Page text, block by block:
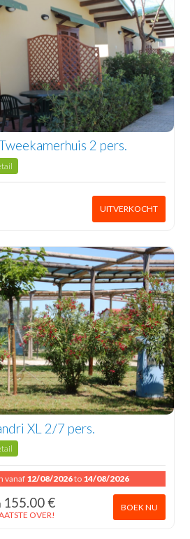
2 pers.
UITVERKOCHT
XL 2/7 pers.
vanaf 12/08/2026to 14/08/2026
155.00 €
OVER!
BOEK NU